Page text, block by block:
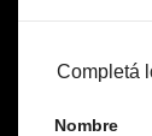
Completá
Nombre